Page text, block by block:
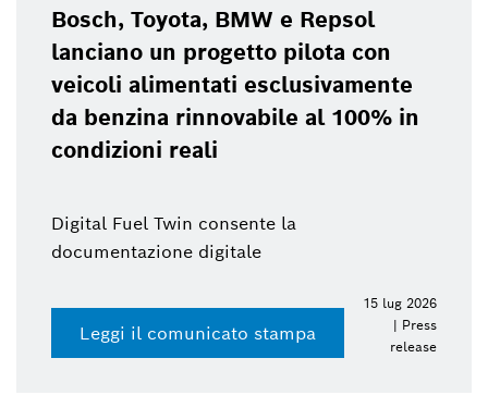
Bosch, Toyota, BMW e Repsol
lanciano un progetto pilota con
veicoli alimentati esclusivamente
da benzina rinnovabile al 100% in
condizioni reali
Digital Fuel Twin consente la
documentazione digitale
Leggi il comunicato stampa
15 lug 2026
| Press
release